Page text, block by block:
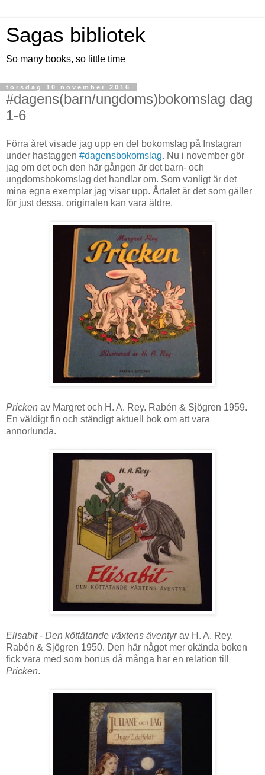
Sagas bibliotek
So many books, so little time
torsdag 10 november 2016
#dagens(barn/ungdoms)bokomslag dag
1-6
Förra året visade jag upp en del bokomslag på Instagran
under hastaggen #dagensbokomslag. Nu i november gör
jag om det och den här gången är det barn- och
ungdomsbokomslag det handlar om. Som vanligt är det
mina egna exemplar jag visar upp. Årtalet är det som gäller
för just dessa, originalen kan vara äldre.
Pricken av Margret och H. A. Rey. Rabén & Sjögren 1959.
En väldigt fin och ständigt aktuell bok om att vara
annorlunda.
Elisabit - Den köttätande växtens äventyr av H. A. Rey.
Rabén & Sjögren 1950. Den här något mer okända boken
fick vara med som bonus då många har en relation till
Pricken.